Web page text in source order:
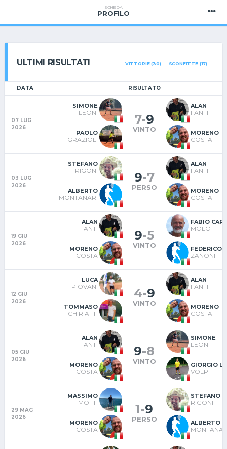
SCHEDA
PROFILO
ULTIMI RISULTATI VITTORIE (30) SCONFITTE (17)
DATA RISULTATO
07 LUG
2026
SIMONE
LEONI
PAOLO
GRAZIOLI
7-9
VINTO
ALAN
FANTI
MORENO
COSTA
03 LUG
2026
STEFANO
RIGONI
ALBERTO
MONTANARI
9-7
PERSO
ALAN
FANTI
MORENO
COSTA
19 GIU
2026
ALAN
FANTI
MORENO
COSTA
9-5
VINTO
FABIO
MOLO
FEDERICO
ZANONI
12 GIU
2026
LUCA
PIOVANI
TOMMASO
CHIRIATTI
4-9
VINTO
ALAN
FANTI
MORENO
COSTA
05 GIU
2026
ALAN
FANTI
MORENO
COSTA
9-8
VINTO
SIMONE
LEONI
GIORGIO
VOLPI
29 MAG
2026
MASSIMO
MOTTI
MORENO
COSTA
1-9
PERSO
STEFANO
RIGONI
ALBERTO